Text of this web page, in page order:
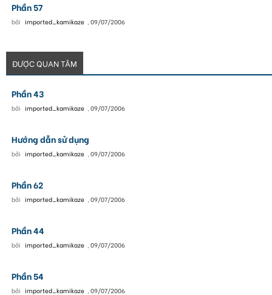
Phần 57
bởi imported_kamikaze ,09/07/2006
ĐƯỢC QUAN TÂM
Phần 43
bởi imported_kamikaze ,09/07/2006
Hướng dẫn sử dụng
bởi imported_kamikaze ,09/07/2006
Phần 62
bởi imported_kamikaze ,09/07/2006
Phần 44
bởi imported_kamikaze ,09/07/2006
Phần 54
bởi imported_kamikaze ,09/07/2006